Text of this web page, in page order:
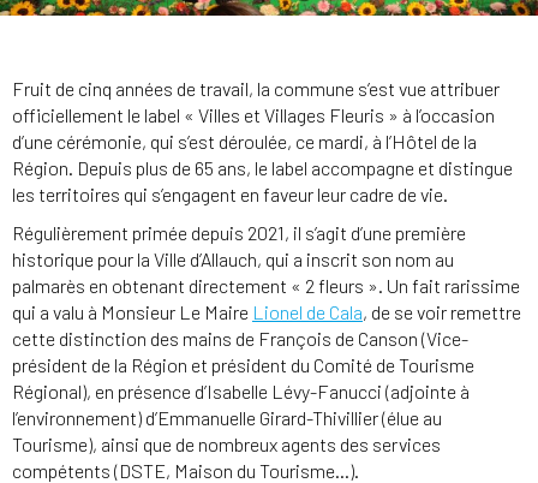
Fruit de cinq années de travail, la commune s’est vue attribuer
officiellement le label « Villes et Villages Fleuris » à l’occasion
d’une cérémonie, qui s’est déroulée, ce mardi, à l’Hôtel de la
Région. Depuis plus de 65 ans, le label accompagne et distingue
les territoires qui s’engagent en faveur leur cadre de vie.
Régulièrement primée depuis 2021, il s’agit d’une première
historique pour la Ville d’Allauch, qui a inscrit son nom au
palmarès en obtenant directement « 2 fleurs ». Un fait rarissime
qui a valu à Monsieur Le Maire Lionel de Cala, de se voir remettre
cette distinction des mains de François de Canson (Vice-
président de la Région et président du Comité de Tourisme
Régional), en présence d’Isabelle Lévy-Fanucci (adjointe à
l’environnement) d’Emmanuelle Girard-Thivillier (élue au
Tourisme), ainsi que de nombreux agents des services
compétents (DSTE, Maison du Tourisme…).